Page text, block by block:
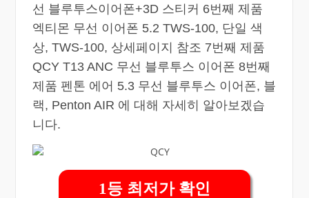
선 블루투스이어폰+3D 스티커 6번째 제품
엑티몬 무선 이어폰 5.2 TWS-100, 단일 색
상, TWS-100, 상세페이지 참조 7번째 제품
QCY T13 ANC 무선 블루투스 이어폰 8번째
제품 펜톤 에어 5.3 무선 블루투스 이어폰, 블
랙, Penton AIR 에 대해 자세히 알아보겠습
니다.
1등 최저가 확인